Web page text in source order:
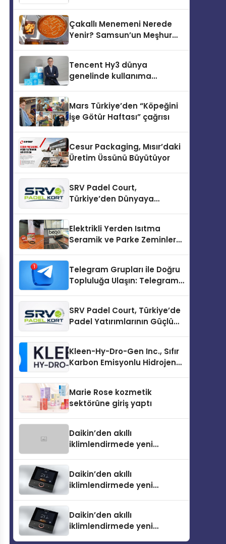
Çakallı Menemeni Nerede
Yenir? Samsun’un Meşhur
Tencent Hy3 dünya
genelinde kullanıma
Mars Türkiye’den “Köpeğini
İşe Götür Haftası” çağrısı
Cesur Packaging, Mısır’daki
Üretim Üssünü Büyütüyor
SRV Padel Court,
Türkiye’den Dünyaya
Elektrikli Yerden Isıtma
Seramik ve Parke Zeminler
Telegram Grupları ile Doğru
Topluluğa Ulaşın: Telegram
SRV Padel Court, Türkiye’de
Padel Yatırımlarının Güçlü
Kleen-Hy-Dro-Gen Inc., Sıfır
Karbon Emisyonlu Hidrojen
Aldı
Marie Rose kozmetik
sektörüne giriş yaptı
Daikin’den akıllı
iklimlendirmede yeni
Daikin’den akıllı
iklimlendirmede yeni
Daikin’den akıllı
iklimlendirmede yeni